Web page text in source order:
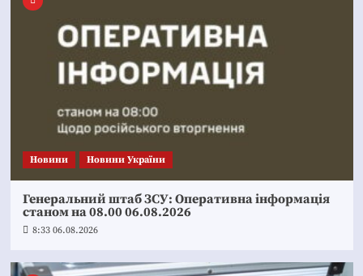
Новини Новини України
Генеральний штаб ЗСУ: Оперативна інформація
станом на 08.00 06.08.2026
8:33 06.08.2026